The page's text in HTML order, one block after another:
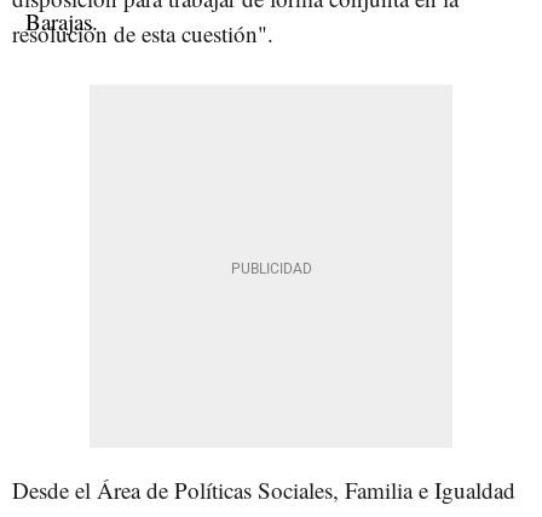
resolución de esta cuestión".
Desde el Área de Políticas Sociales, Familia e Igualdad